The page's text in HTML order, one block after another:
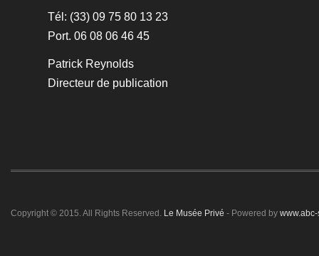
Tél: (33) 09 75 80 13 23
Port. 06 08 06 46 45
Patrick Reynolds
Directeur de publication
Copyright © 2015. All Rights Reserved. Le Musée Privé - Powered by